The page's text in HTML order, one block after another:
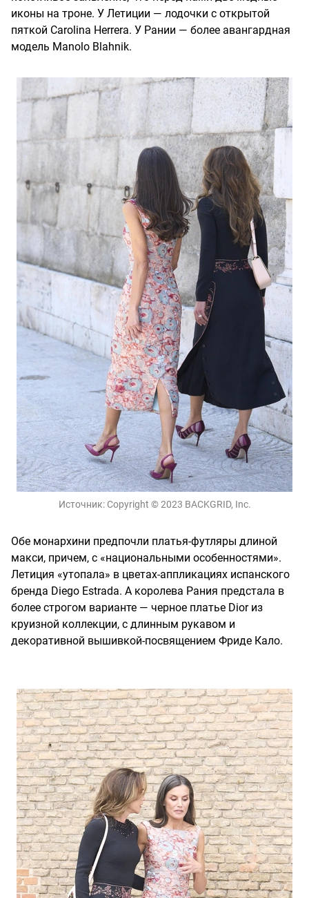
иконы на троне. У Летиции — лодочки с открытой
пяткой Carolina Herrera. У Рании — более авангардная
модель Manolo Blahnik.
Источник: Copyright © 2023 BACKGRID, Inc.
Обе монархини предпочли платья-футляры длиной
макси, причем, с «национальными особенностями».
Летиция «утопала» в цветах-аппликациях испанского
бренда Diego Estrada. А королева Рания предстала в
более строгом варианте — черное платье Dior из
круизной коллекции, с длинным рукавом и
декоративной вышивкой-посвящением Фриде Кало.